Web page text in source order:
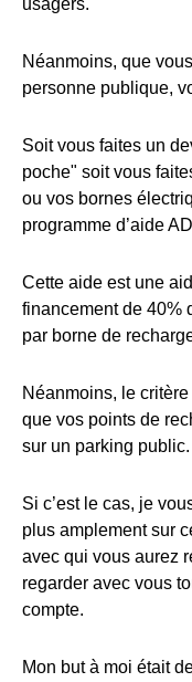
usagers.
Néanmoins, que
personne publique,
Soit vous faites un
poche" soit vous
ou vos bornes
programme d’aide
Cette aide est une
financement de 40%
par borne de
Néanmoins, le
que vos points de
sur un parking public.
Si c’est le cas, je
plus amplement sur
avec qui vous aurez
regarder avec vous
compte.
Mon but à moi était